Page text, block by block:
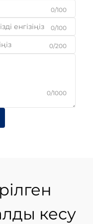
0/100
0/100
0/200
0/1000
кесу